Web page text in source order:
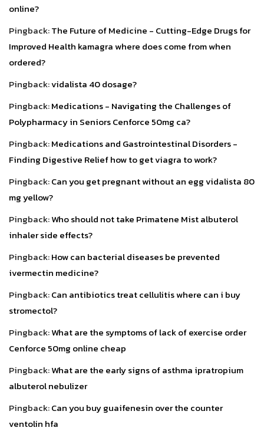
online?
Pingback:The Future of Medicine - Cutting-Edge Drugs for
Improved Health kamagra where does come from when
ordered?
Pingback:vidalista 40 dosage?
Pingback:Medications - Navigating the Challenges of
Polypharmacy in Seniors Cenforce 50mg ca?
Pingback:Medications and Gastrointestinal Disorders -
Finding Digestive Relief how to get viagra to work?
Pingback:Can you get pregnant without an egg vidalista 80
mg yellow?
Pingback:Who should not take Primatene Mist albuterol
inhaler side effects?
Pingback:How can bacterial diseases be prevented
ivermectin medicine?
Pingback:Can antibiotics treat cellulitis where can i buy
stromectol?
Pingback:What are the symptoms of lack of exercise order
Cenforce 50mg online cheap
Pingback:What are the early signs of asthma ipratropium
albuterol nebulizer
Pingback:Can you buy guaifenesin over the counter
ventolin hfa